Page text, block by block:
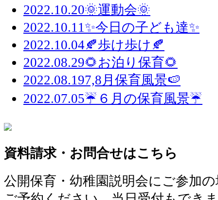
2022.10.20🌞運動会🌞
2022.10.11 ✨今日の子ども達✨
2022.10.04🍂歩け歩け🍂
2022.08.29🌻お泊り保育🌻
2022.08.197,8月保育風景🍉
2022.07.05☔６月の保育風景☔
資料請求・お問合せはこちら
公開保育・幼稚園説明会にご参加